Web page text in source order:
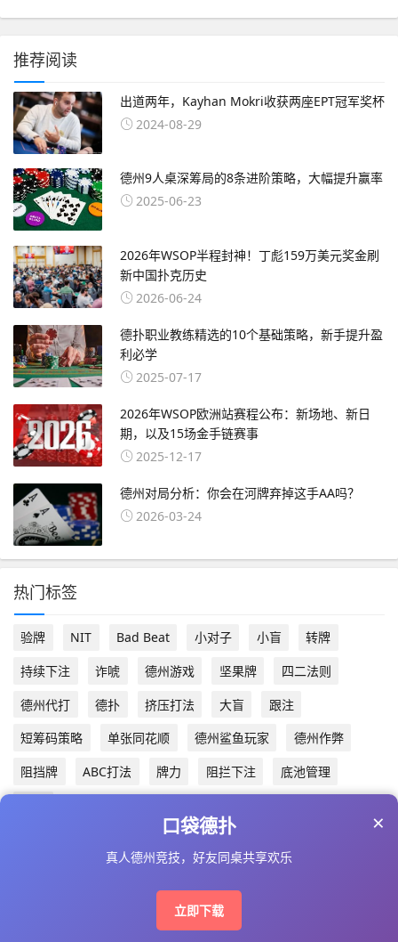
推荐阅读
出道两年，Kayhan Mokri收获两座EPT冠军奖杯
2024-08-29
德州9人桌深筹局的8条进阶策略，大幅提升赢率
2025-06-23
2026年WSOP半程封神！丁彪159万美元奖金刷
新中国扑克历史
2026-06-24
德扑职业教练精选的10个基础策略，新手提升盈
利必学
2025-07-17
2026年WSOP欧洲站赛程公布：新场地、新日
期，以及15场金手链赛事
2025-12-17
德州对局分析：你会在河牌弃掉这手AA吗？
2026-03-24
热门标签
验牌 NIT Bad Beat 小对子 小盲
转牌
持续下注
诈唬 德州游戏 坚果牌
四二法则
德州代打
德扑 挤压打法 大盲
跟注
短筹码策略
单张同花顺 德州鲨鱼玩家
德州作弊
阻挡牌
ABC打法 牌力 阻拦下注
底池管理
琼ICP备2024016187号-2
×
口袋德扑
真人德州竞技，好友同桌共享欢乐
立即下载